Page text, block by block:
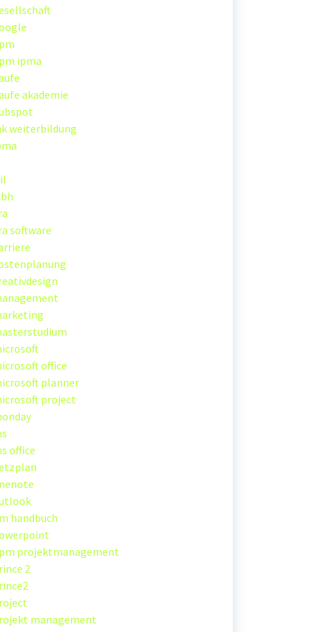
ipma
akademie
weiterbildung
software
office
planner
project
office
handbuch
projektmanagement
2
management